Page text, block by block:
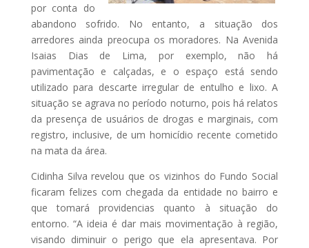
por conta do
abandono sofrido. No entanto, a situação dos
arredores ainda preocupa os moradores. Na Avenida
Isaias Dias de Lima, por exemplo, não há
pavimentação e calçadas, e o espaço está sendo
utilizado para descarte irregular de entulho e lixo. A
situação se agrava no período noturno, pois há relatos
da presença de usuários de drogas e marginais, com
registro, inclusive, de um homicídio recente cometido
na mata da área.
Cidinha Silva revelou que os vizinhos do Fundo Social
ficaram felizes com chegada da entidade no bairro e
que tomará providencias quanto à situação do
entorno. “A ideia é dar mais movimentação à região,
visando diminuir o perigo que ela apresentava. Por